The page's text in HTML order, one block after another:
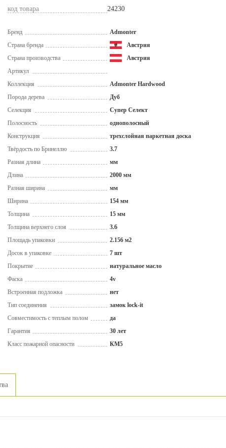
код товара 24230
Бренд
Admonter
Страна бренда
Австрия
Страна производства
Австрия
Артикул
Коллекция
Admonter Hardwood
Порода дерева
Дуб
Селекция
Супер Селект
Полосность
однополосный
Конструкция
трехслойная паркетная доска
Твёрдость по Бринеллю
3.7
Разная длина
мм
Длина
2000 мм
Разная ширина
мм
Ширина
154 мм
Толщина
15 мм
Толщина верхнего слоя
3.6
Площадь упаковки
2.156 м2
Досок в упаковке
7 шт
Покрытие
натуральное масло
Фаска
4v
Встроенная подложка
нет
Тип соединения
замок lock-it
Совместимость с теплым полом
да
Гарантия
30 лет
Класс пожарной опасности
КМ5